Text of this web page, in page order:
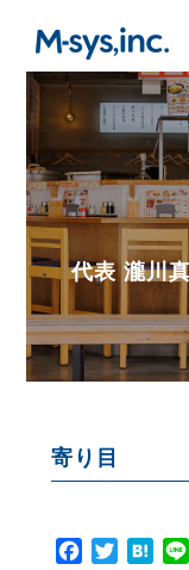
代表 瀧川
寄り目
Facebook
Twitter